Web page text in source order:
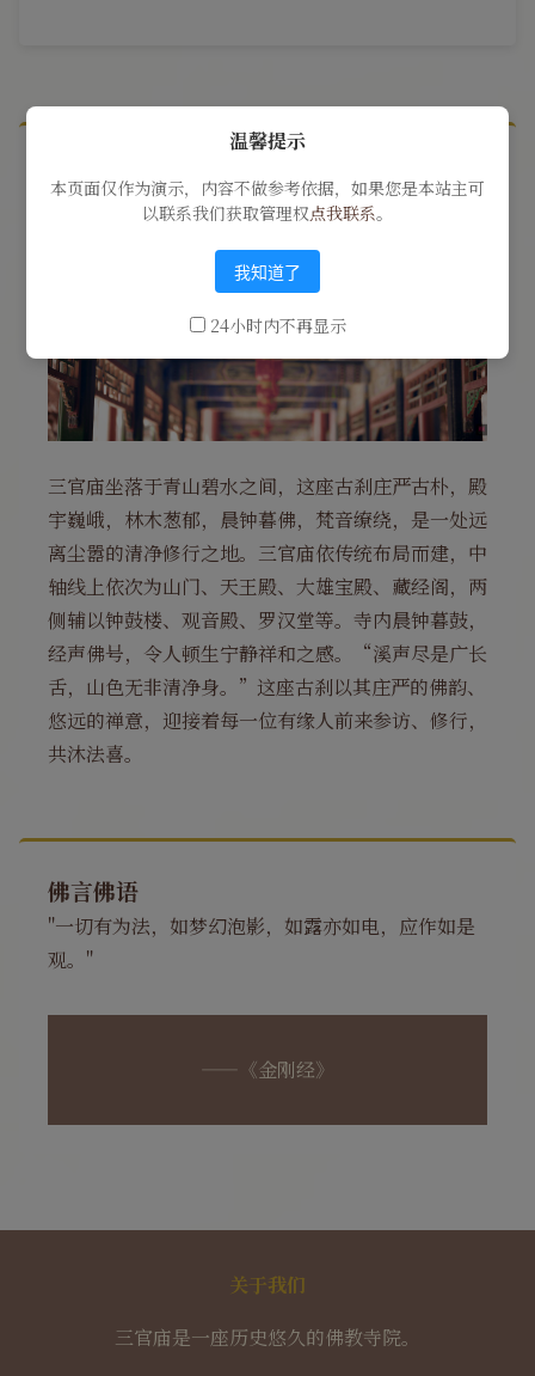
寺院简介
三官庙坐落于青山碧水之间，这座古刹庄严古朴，殿
宇巍峨，林木葱郁，晨钟暮佛，梵音缭绕，是一处远
离尘嚣的清净修行之地。三官庙依传统布局而建，中
轴线上依次为山门、天王殿、大雄宝殿、藏经阁，两
侧辅以钟鼓楼、观音殿、罗汉堂等。寺内晨钟暮鼓，
经声佛号，令人顿生宁静祥和之感。“溪声尽是广长
舌，山色无非清净身。”这座古刹以其庄严的佛韵、
悠远的禅意，迎接着每一位有缘人前来参访、修行，
共沐法喜。
佛言佛语
"一切有为法，如梦幻泡影，如露亦如电，应作如是
观。"
——《金刚经》
关于我们
三官庙是一座历史悠久的佛教寺院。
温馨提示
本页面仅作为演示，内容不做参考依据，如果您是本站主可
以联系我们获取管理权点我联系。
我知道了
24小时内不再显示